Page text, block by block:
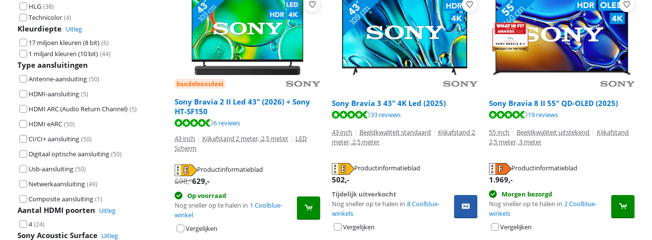
HLG (38)
Technicolor (4)
Kleurdiepte Uitleg
17 miljoen kleuren (8 bit) (6)
1 miljard kleuren (10 bit) (44)
Type aansluitingen
Antenne-aansluiting (50)
HDMI-aansluiting (5)
HDMI ARC (Audio Return Channel) (5)
HDMI eARC (50)
CI/CI+ aansluiting (50)
Digitaal optische aansluiting (50)
Usb-aansluiting (50)
Netwerkaansluiting (49)
Composite aansluiting (1)
Aantal HDMI poorten Uitleg
4 (24)
Sony Acoustic Surface Uitleg
bundelvoordeel
Sony Bravia 2 II Led 43" (2026) + Sony
HT-SF150
Beoordeling is 8,7 van de 10, gebaseerd op 6 reviews.
6 reviews
43 inch | Kijkafstand 2 meter, 2,5 meter | LED
Scherm
Productinformatieblad
opent in nieuw tabblad
698,-629,-
Op voorraad
Nog sneller op te halen in 1 Coolblue-
winkel
Vergelijken
Sony Bravia 3 43" 4K Led (2025)
Beoordeling is 8,6 van de 10, gebaseerd op 33 reviews.
33 reviews
43 inch | Beeldkwaliteit standaard | Kijkafstand 2
meter, 2,5 meter
Productinformatieblad
opent in nieuw tabblad
502,-
Tijdelijk uitverkocht
Nog sneller op te halen in 8 Coolblue-
winkels
Vergelijken
Sony Bravia 8 II 55" QD-OLED (2025)
Beoordeling is 9,2 van de 10, gebaseerd op 19 reviews.
19 reviews
55 inch | Beeldkwaliteit uitstekend | Kijkafstand
2,5 meter, 3 meter
Productinformatieblad
opent in nieuw tabblad
1.969,-
Morgen bezorgd
Nog sneller op te halen in 2 Coolblue-
winkels
Vergelijken